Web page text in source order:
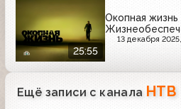
25:55
Окопная
13 декабря
Ещё записи с канала НТВ